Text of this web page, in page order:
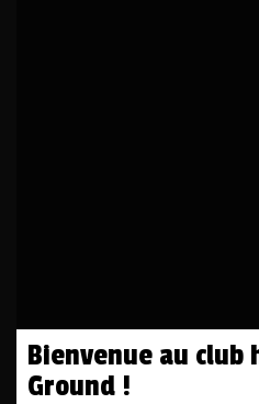
Bienvenue au club
Ground !